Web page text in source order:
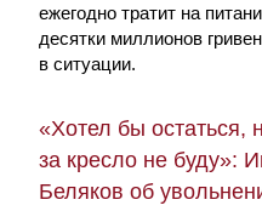
ежегодно тратит на
десятки миллионов
в ситуации.
«Хотел бы остаться,
за кресло не буду»:
Беляков об